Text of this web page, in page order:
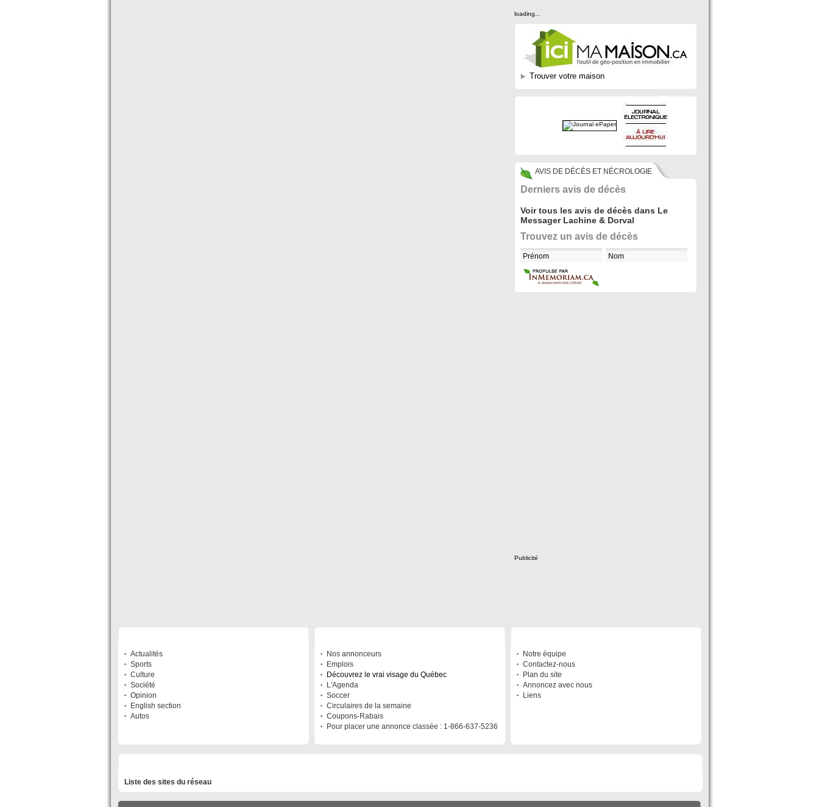
loading...
Trouver votre maison
AVIS DE DÉCÈS ET NÉCROLOGIE
Derniers avis de décès
Voir tous les avis de décès dans Le
Messager Lachine & Dorval
Trouvez un avis de décès
Publicité
Actualités
Sports
Culture
Société
Opinion
English section
Autos
Nos annonceurs
Emplois
Découvrez le vrai visage du Québec
L'Agenda
Soccer
Circulaires de la semaine
Coupons-Rabais
Pour placer une annonce classée : 1-866-637-5236
Notre équipe
Contactez-nous
Plan du site
Annoncez avec nous
Liens
Liste des sites du réseau